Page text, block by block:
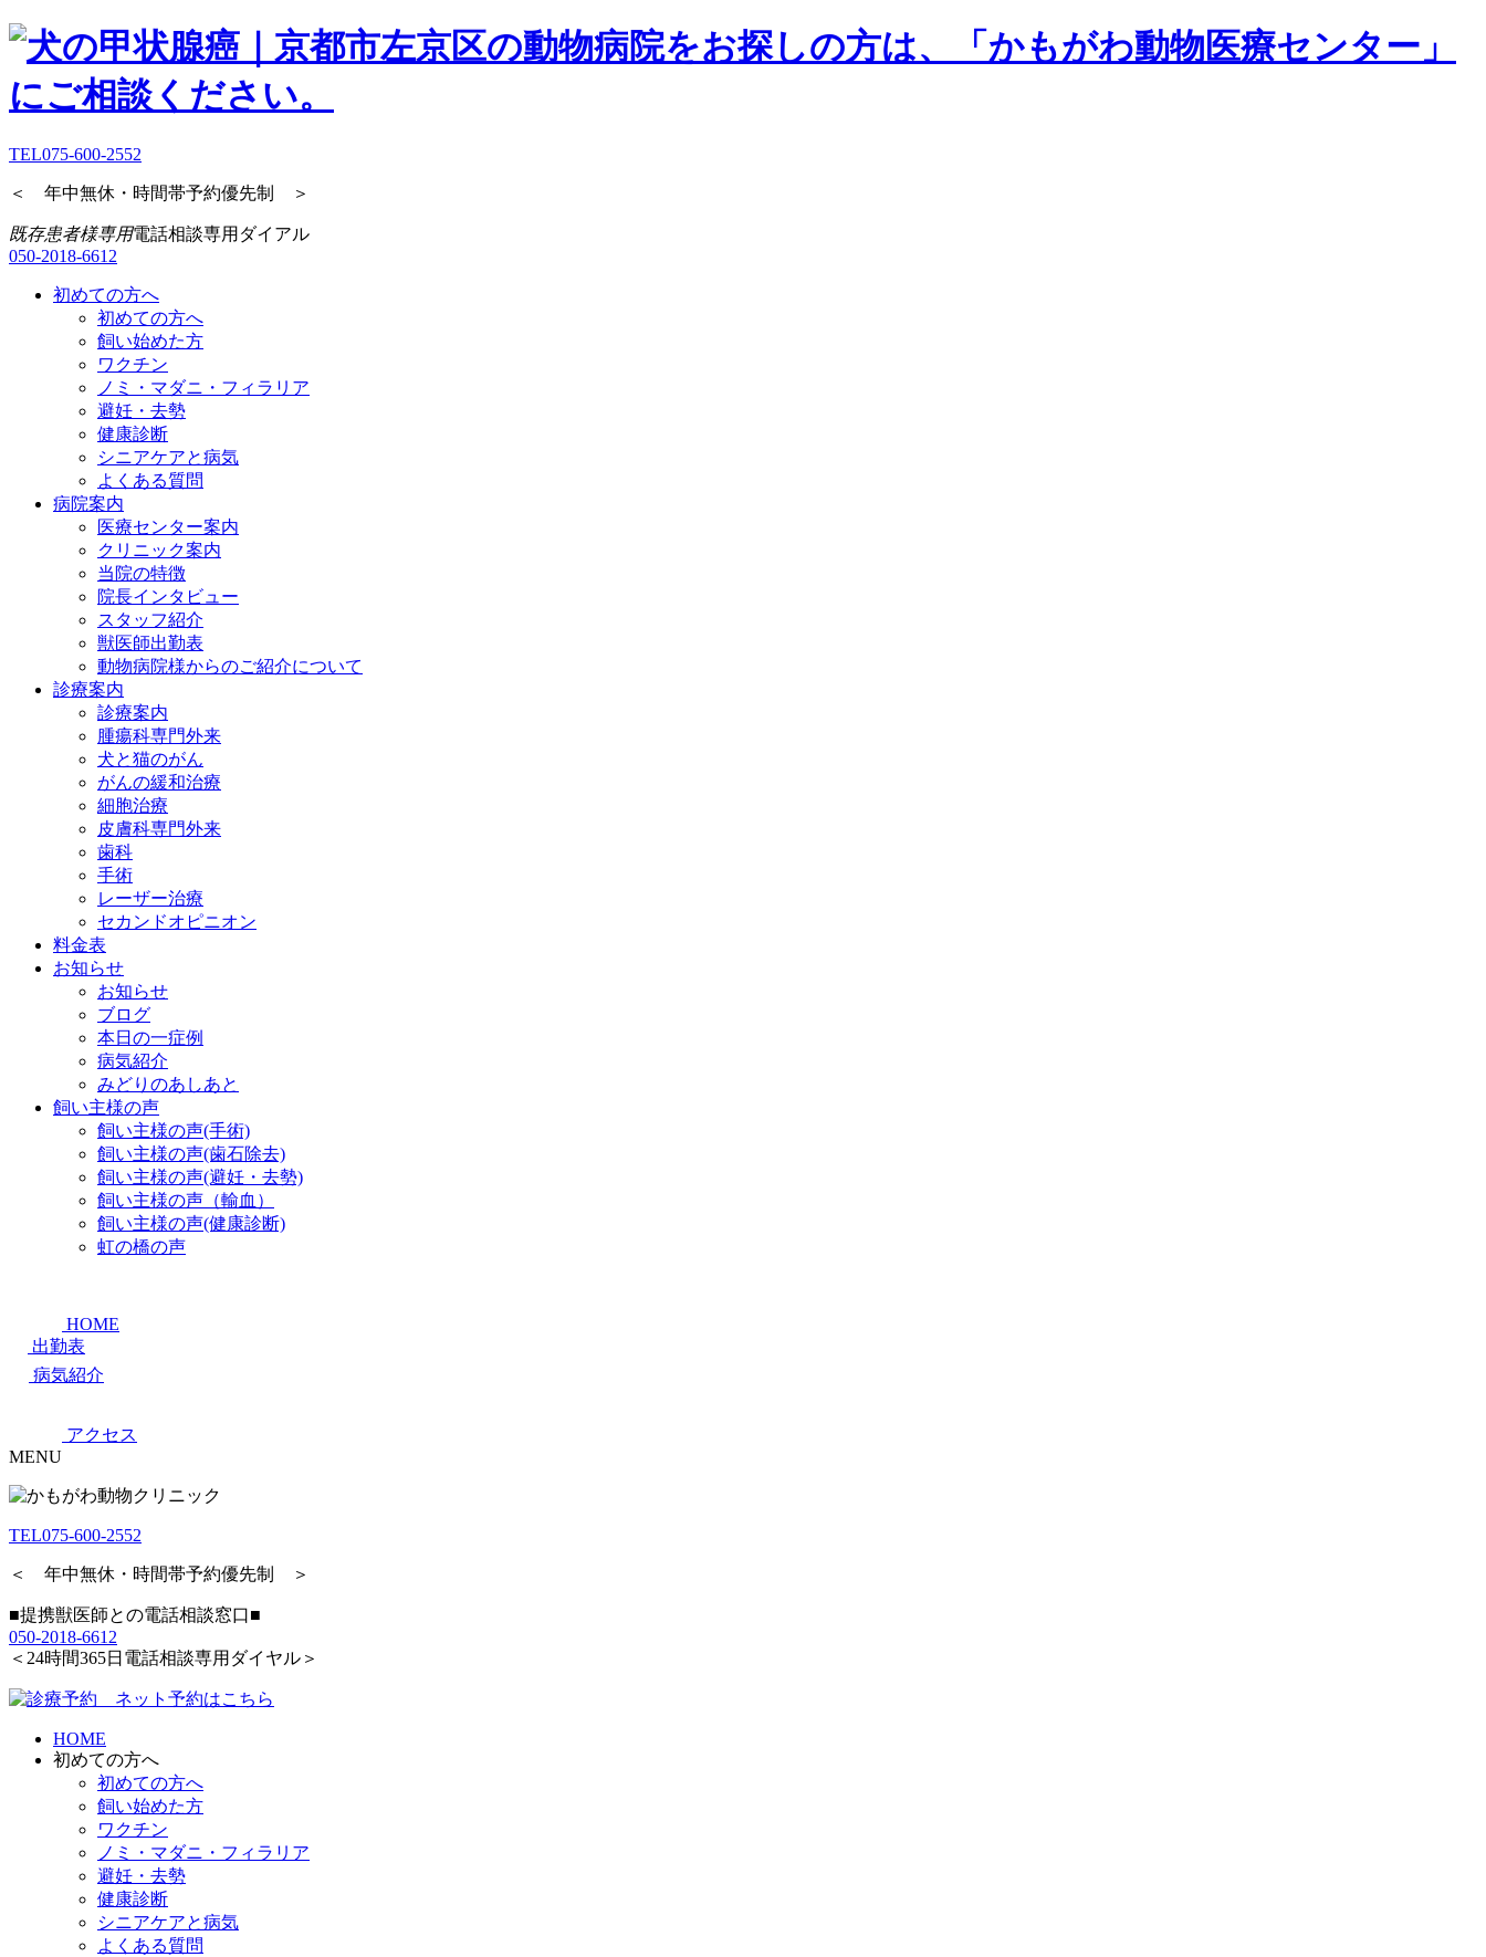
TEL075-600-2552
＜ 年中無休・時間帯予約優先制 ＞
既存患者様専用電話相談専用ダイアル
050-2018-6612
初めての方へ
初めての方へ
飼い始めた方
ワクチン
ノミ・マダニ・フィラリア
避妊・去勢
健康診断
シニアケアと病気
よくある質問
病院案内
医療センター案内
クリニック案内
当院の特徴
院長インタビュー
スタッフ紹介
獣医師出勤表
動物病院様からのご紹介について
診療案内
診療案内
腫瘍科専門外来
犬と猫のがん
がんの緩和治療
細胞治療
皮膚科専門外来
歯科
手術
レーザー治療
セカンドオピニオン
料金表
お知らせ
お知らせ
ブログ
本日の一症例
病気紹介
みどりのあしあと
飼い主様の声
飼い主様の声(手術)
飼い主様の声(歯石除去)
飼い主様の声(避妊・去勢)
飼い主様の声（輸血）
飼い主様の声(健康診断)
虹の橋の声
HOME
出勤表
病気紹介
アクセス
MENU
TEL075-600-2552
＜ 年中無休・時間帯予約優先制 ＞
■提携獣医師との電話相談窓口■
050-2018-6612
＜24時間365日電話相談専用ダイヤル＞
HOME
初めての方へ
初めての方へ
飼い始めた方
ワクチン
ノミ・マダニ・フィラリア
避妊・去勢
健康診断
シニアケアと病気
よくある質問